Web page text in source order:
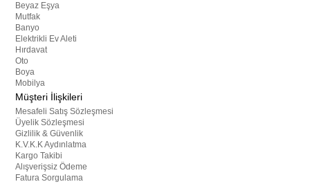
Beyaz Eşya
Mutfak
Banyo
Elektrikli Ev Aleti
Hırdavat
Oto
Boya
Mobilya
Müşteri İlişkileri
Mesafeli Satış Sözleşmesi
Üyelik Sözleşmesi
Gizlilik & Güvenlik
K.V.K.K Aydınlatma
Kargo Takibi
Alışverişsiz Ödeme
Fatura Sorgulama